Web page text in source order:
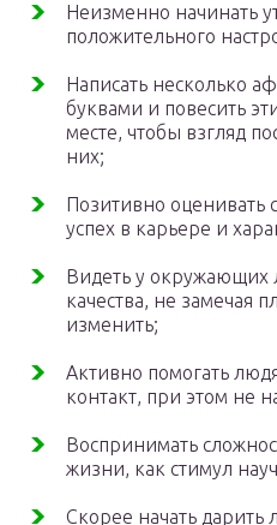
Неизменно начинать
положительного
Написать несколько
буквами и повесить
месте, чтобы взгляд
них;
Позитивно оценивать
успех в карьере и
Видеть у окружающих
качества, не замечая
изменить;
Активно помогать
контакт, при этом не
Воспринимать
жизни, как стимул
Скорее начать дарить